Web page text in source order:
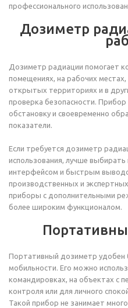
профессионального
Дозиметр
Дозиметр радиации помогает
помещениях, на рабочих
открытых территориях и в
проверка безопасности.
обстановку и своевременно
показатели.
Если требуется дозиметр
использования, лучше
интерфейсом и быстрым
производственных и
приборы с дополнительными
более широким функционалом.
Портативный дозиметр удобен
мобильности. Его можно
командировках, на объектах с
контроля или для личного
Такой прибор не занимает